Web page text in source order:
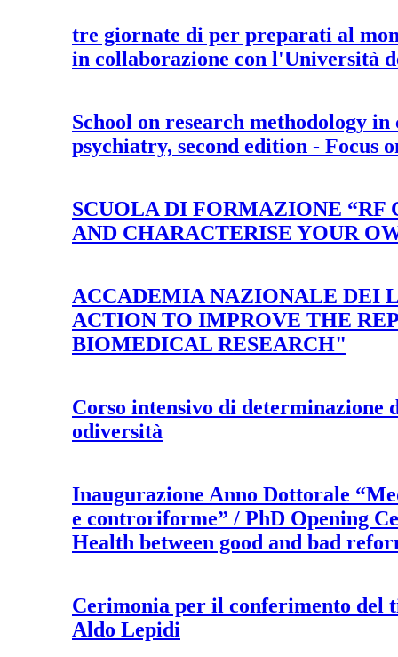
tre giornate di per preparati al
in collaborazione con l'Università
School on research methodology
psychiatry, second edition - Focus
SCUOLA DI FORMAZIONE “RF
AND CHARACTERISE YOUR
ACCADEMIA NAZIONALE DEI
ACTION TO IMPROVE THE
BIOMEDICAL RESEARCH"
Corso intensivo di determinazione
odiversità
Inaugurazione Anno Dottorale
e controriforme” / PhD Opening
Health between good and bad
Cerimonia per il conferimento del
Aldo Lepidi